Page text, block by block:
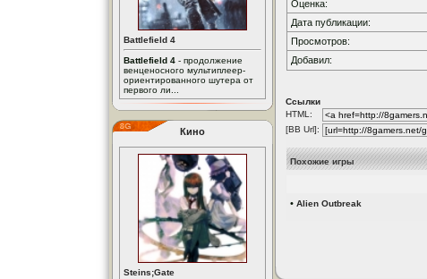
Battlefield 4
Battlefield 4 - продолжение
венценосного мультиплеер-
ориентированного шутера от
первого ли...
Кино
Steins;Gate
Оценка:
Дата публикации:
Просмотров:
Добавил:
Ссылки
HTML:
[BB Url]:
Похожие игры
• Alien Outbreak